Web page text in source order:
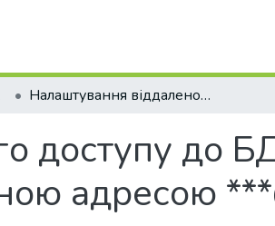
Налаштування віддаленого доступу до БД Scopus за корпоративною електронною адресою ***@snu.edu.ua
доступу до
адресою